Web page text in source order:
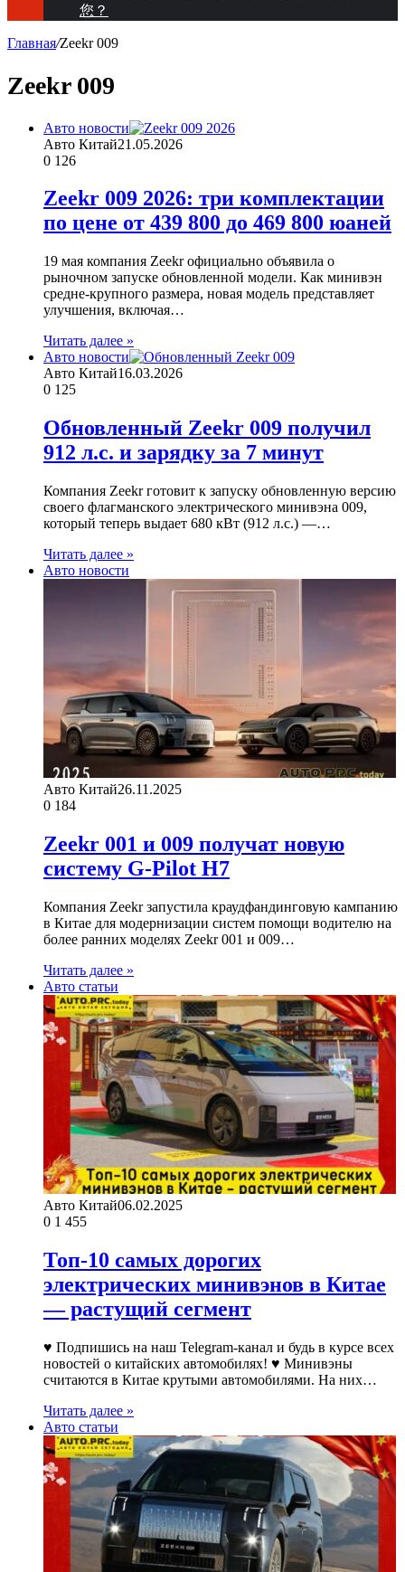
您？
Главная/Zeekr 009
Zeekr 009
Авто новости
Авто Китай21.05.2026
0 126
Zeekr 009 2026: три комплектации
по цене от 439 800 до 469 800 юаней
19 мая компания Zeekr официально объявила о
рыночном запуске обновленной модели. Как минивэн
средне-крупного размера, новая модель представляет
улучшения, включая…
Читать далее »
Авто новости
Авто Китай16.03.2026
0 125
Обновленный Zeekr 009 получил
912 л.с. и зарядку за 7 минут
Компания Zeekr готовит к запуску обновленную версию
своего флагманского электрического минивэна 009,
который теперь выдает 680 кВт (912 л.с.) —…
Читать далее »
Авто новости
Авто Китай26.11.2025
0 184
Zeekr 001 и 009 получат новую
систему G-Pilot H7
Компания Zeekr запустила краудфандинговую кампанию
в Китае для модернизации систем помощи водителю на
более ранних моделях Zeekr 001 и 009…
Читать далее »
Авто статьи
Авто Китай06.02.2025
0 1 455
Топ-10 самых дорогих
электрических минивэнов в Китае
— растущий сегмент
♥ Подпишись на наш Telegram-канал и будь в курсе всех
новостей о китайских автомобилях! ♥ Минивэны
считаются в Китае крутыми автомобилями. На них…
Читать далее »
Авто статьи